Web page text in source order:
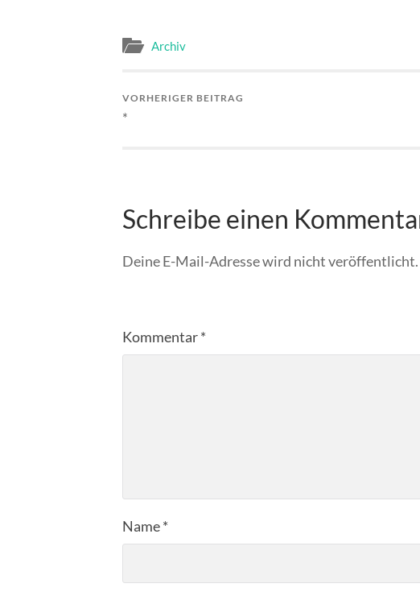
Archiv
VORHERIGER BEITRAG
*
Schreibe einen
Deine E-Mail-Adresse wird nicht veröffentlicht.
Kommentar*
Name*